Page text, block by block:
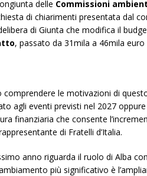
delle Commissioni
di chiarimenti presentata dal
di Giunta che modifica il
, passato da 31mila a 46mila euro
comprendere le motivazioni di
agli eventi previsti nel 2027
finanziaria che consente
di Fratelli d’Italia.
anno riguarda il ruolo di Alba
più significativo è